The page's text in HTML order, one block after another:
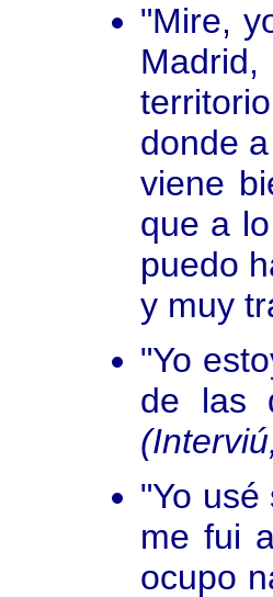
"Mire,
donde
viene
que a
puedo
y muy
"Yo
de las
"Yo
me fui
ocupo